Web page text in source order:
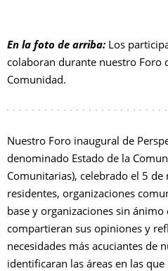
En la foto de arriba: Los
colaboran durante nuestro Foro
Comunidad.
Nuestro Foro inaugural de
denominado Estado de la
Comunitarias), celebrado el 5
residentes, organizaciones
base y organizaciones sin
compartieran sus opiniones y
necesidades más acuciantes de
identificaran las áreas en las